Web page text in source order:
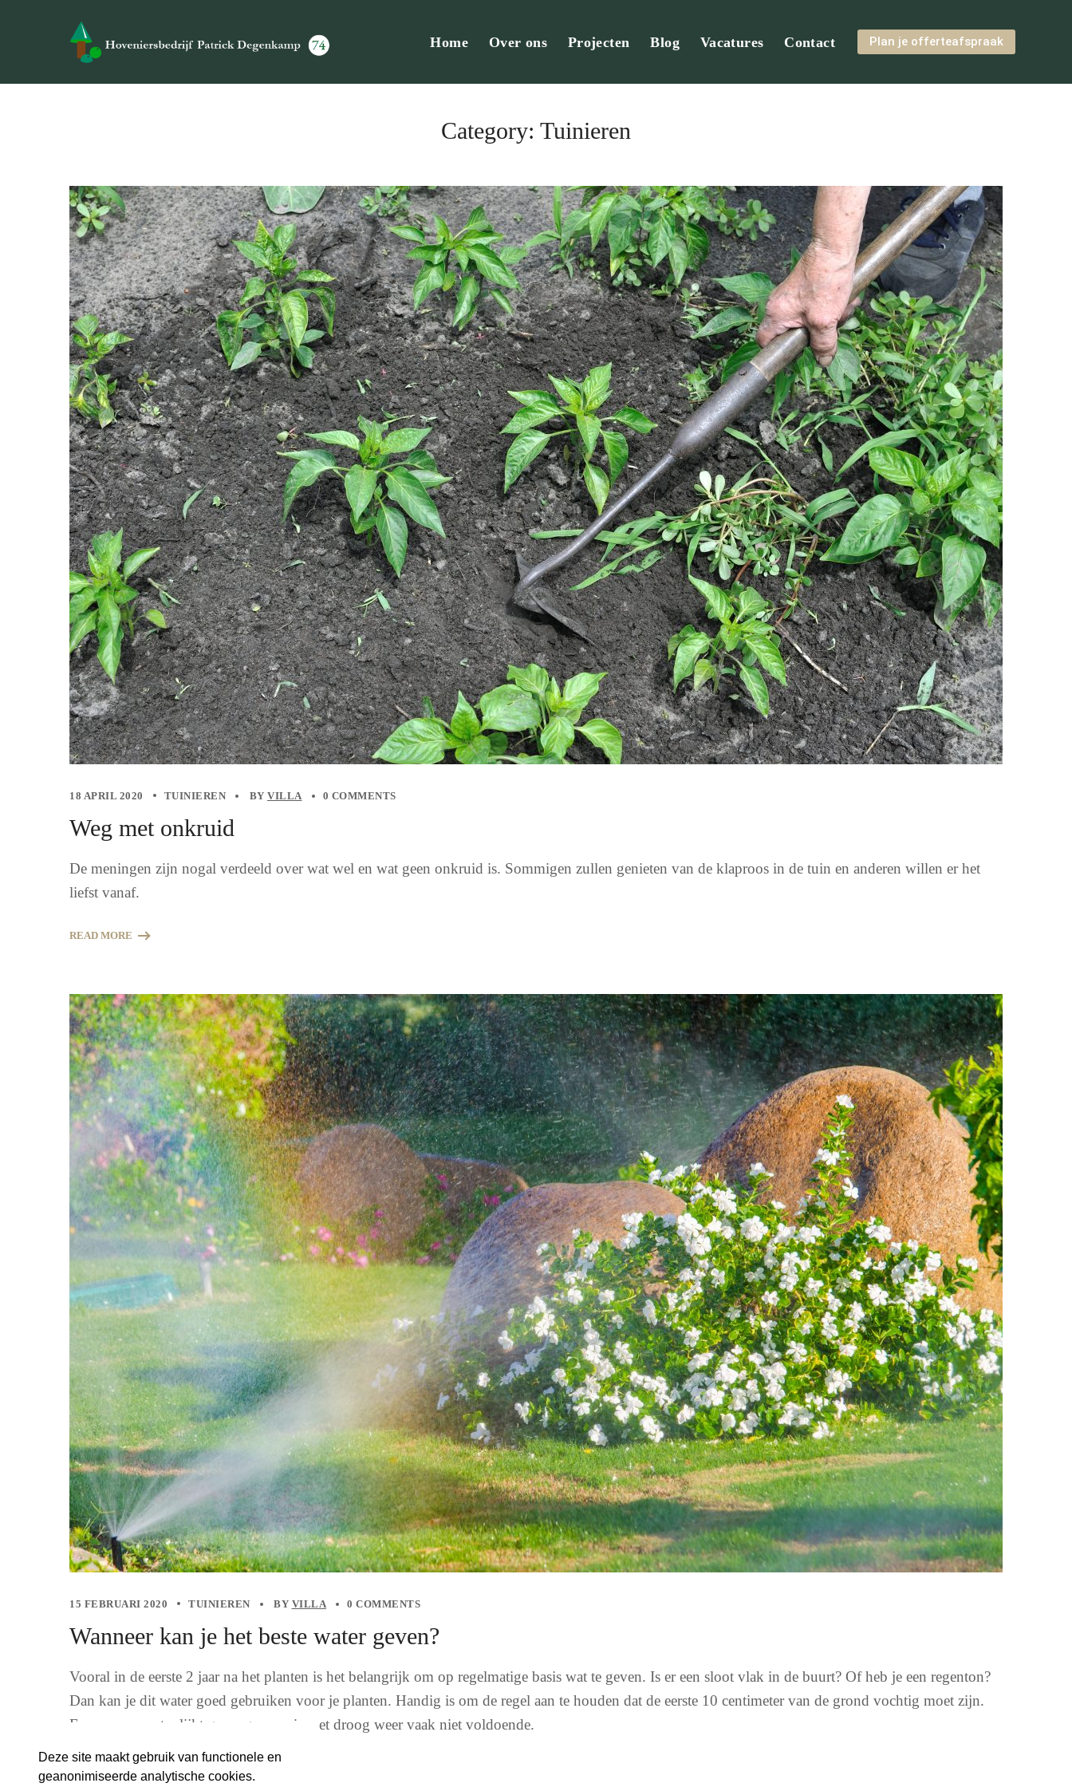
Deze site maakt gebruik van functionele en
geanonimiseerde analytische cookies.
Home Over ons Projecten Blog Vacatures Contact Plan je offerteafspraak
Category: Tuinieren
18 APRIL 2020 TUINIEREN BY VILLA 0 COMMENTS
Weg met onkruid
De meningen zijn nogal verdeeld over wat wel en wat geen onkruid is. Sommigen zullen genieten van de klaproos in de tuin en anderen willen er het
liefst vanaf.
READ MORE
15 FEBRUARI 2020 TUINIEREN BY VILLA 0 COMMENTS
Wanneer kan je het beste water geven?
Vooral in de eerste 2 jaar na het planten is het belangrijk om op regelmatige basis wat te geven. Is er een sloot vlak in de buurt? Of heb je een regenton?
Dan kan je dit water goed gebruiken voor je planten. Handig is om de regel aan te houden dat de eerste 10 centimeter van de grond vochtig moet zijn.
Een emmer water lijkt genoeg, maar is met droog weer vaak niet voldoende.